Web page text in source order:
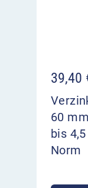
39,40
60
bis
Norm